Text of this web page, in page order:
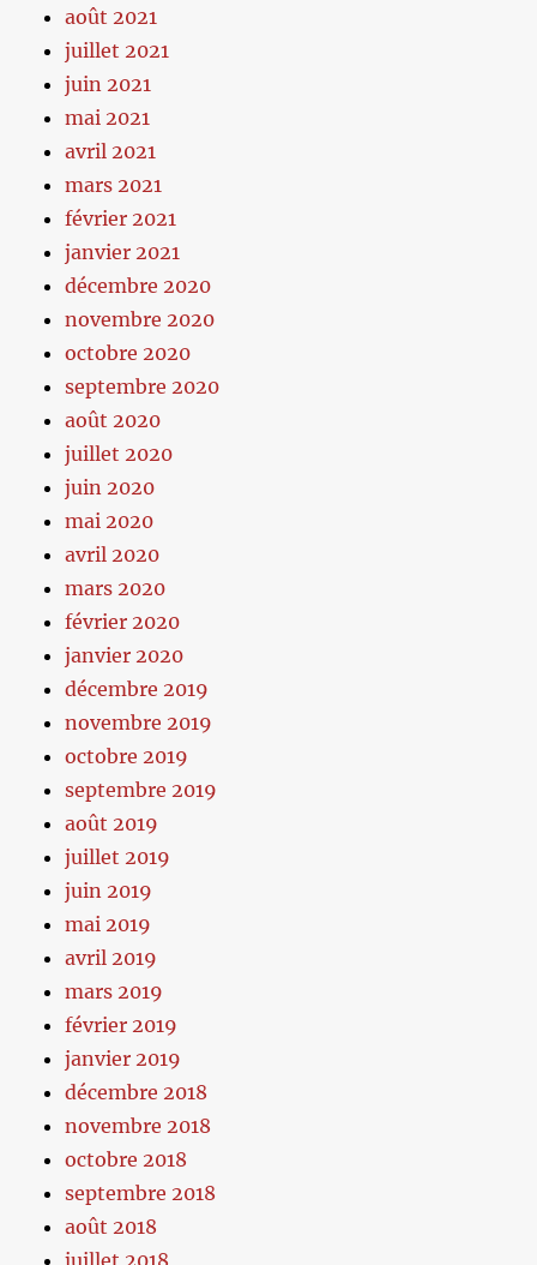
août 2021
juillet 2021
juin 2021
mai 2021
avril 2021
mars 2021
février 2021
janvier 2021
décembre 2020
novembre 2020
octobre 2020
septembre 2020
août 2020
juillet 2020
juin 2020
mai 2020
avril 2020
mars 2020
février 2020
janvier 2020
décembre 2019
novembre 2019
octobre 2019
septembre 2019
août 2019
juillet 2019
juin 2019
mai 2019
avril 2019
mars 2019
février 2019
janvier 2019
décembre 2018
novembre 2018
octobre 2018
septembre 2018
août 2018